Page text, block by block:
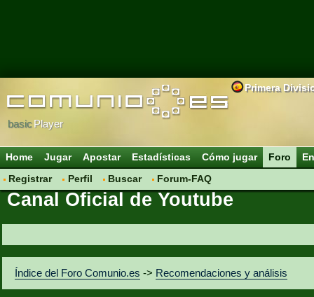
Primera
basicPlayer
Home Jugar Apostar Estadísticas Cómo jugar
Foro
Registrar
Perfil Buscar Forum-FAQ
Canal Oficial de Youtube
Índice del Foro Comunio.es -> Recomendaciones y análisis